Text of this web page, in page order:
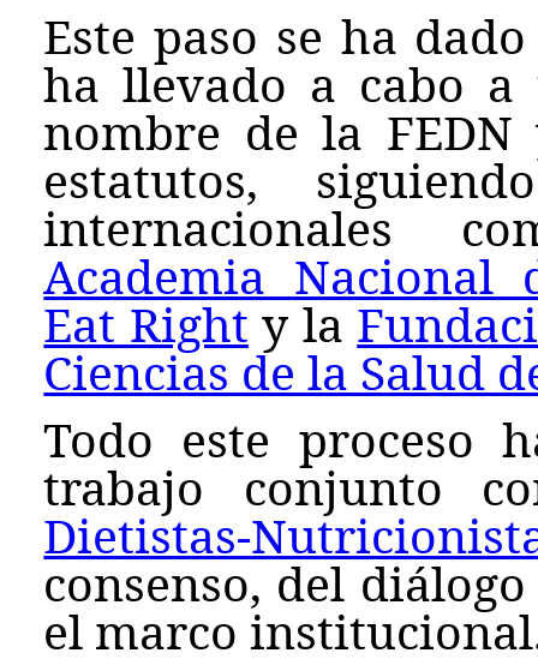
Este paso se ha
ha llevado a cabo
nombre de la
estatutos,
internacionales
Academia Nacional
Eat Right y la
Ciencias de la Salud
Todo este proceso
trabajo conjunto
Dietistas-
consenso, del
el marco